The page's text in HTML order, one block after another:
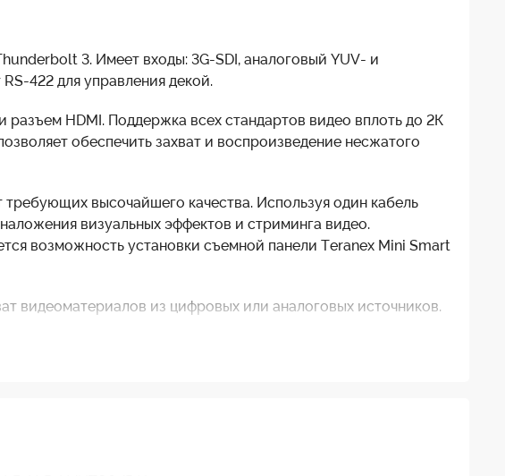
3. Имеет входы: 3G-SDI, аналоговый YUV- и
422 для управления декой.
HDMI. Поддержка всех стандартов видео вплоть до 2К
обеспечить захват и воспроизведение несжатого
высочайшего качества. Используя один кабель
визуальных эффектов и стриминга видео.
возможность установки съемной панели Teranex Mini Smart
видеоматериалов из цифровых или аналоговых источников.